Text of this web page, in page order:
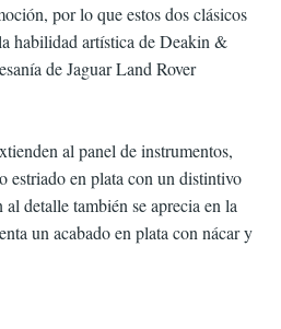
por lo que estos dos clásicos
habilidad artística de Deakin &
de Jaguar Land Rover
al panel de instrumentos,
estriado en plata con un distintivo
detalle también se aprecia en la
un acabado en plata con nácar y